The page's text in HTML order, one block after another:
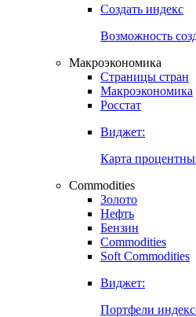
Создать индекс
Возможность
Макроэкономика
Страницы стран
Макроэкономика
Росстат
Виджет:
Карта
Commodities
Золото
Нефть
Бензин
Commodities
Soft Commodities
Виджет:
Портфели